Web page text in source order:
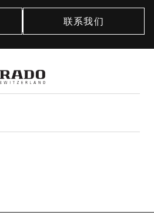
联系我们